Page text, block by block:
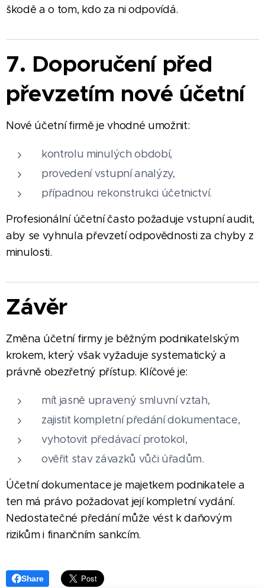
škodě a o tom, kdo za ni odpovídá.
7. Doporučení před
převzetím nové účetní
Nové účetní firmě je vhodné umožnit:
kontrolu minulých období,
provedení vstupní analýzy,
případnou rekonstrukci účetnictví.
Profesionální účetní často požaduje vstupní audit,
aby se vyhnula převzetí odpovědnosti za chyby z
minulosti.
Závěr
Změna účetní firmy je běžným podnikatelským
krokem, který však vyžaduje systematický a
právně obezřetný přístup. Klíčové je:
mít jasně upravený smluvní vztah,
zajistit kompletní předání dokumentace,
vyhotovit předávací protokol,
ověřit stav závazků vůči úřadům.
Účetní dokumentace je majetkem podnikatele a
ten má právo požadovat její kompletní vydání.
Nedostatečné předání může vést k daňovým
rizikům i finančním sankcím.
Share